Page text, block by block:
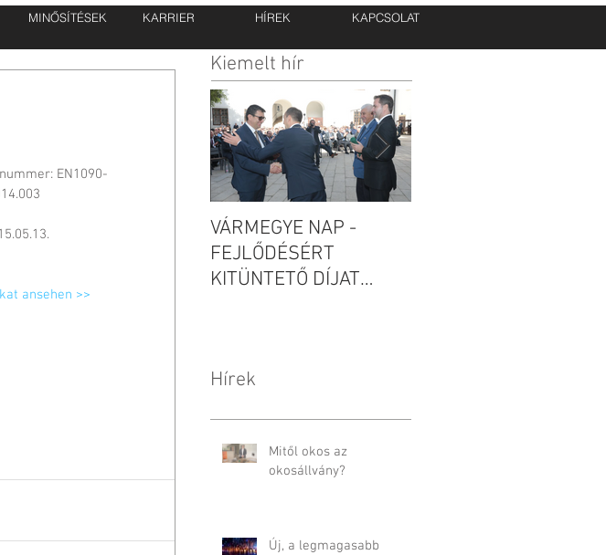
MINŐSÍTÉSEK KARRIER HÍREK KAPCSOLAT
EN1090-
ansehen >>
Kiemelt hír
VÁRMEGYE NAP -
FEJLŐDÉSÉRT
KITÜNTETŐ DÍJAT
Hírek
Mitől okos az
okosállvány?
Új, a legmagasabb